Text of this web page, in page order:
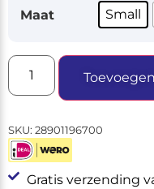
Maat Small
SKU: 28901196700
Gratis verzending